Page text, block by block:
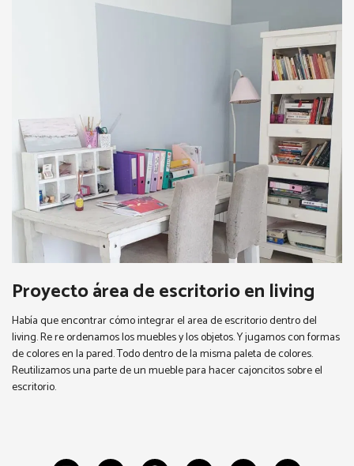
Proyecto área de escritorio en living
Había que encontrar cómo integrar el area de escritorio dentro del
living. Re re ordenamos los muebles y los objetos. Y jugamos con formas
de colores en la pared. Todo dentro de la misma paleta de colores.
Reutilizamos una parte de un mueble para hacer cajoncitos sobre el
escritorio.